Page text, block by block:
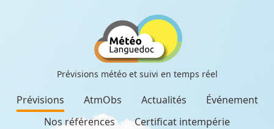
Prévisions météo et suivi en temps réel
Prévisions AtmObs Actualités
Événement
Nos références
Certificat intempérie